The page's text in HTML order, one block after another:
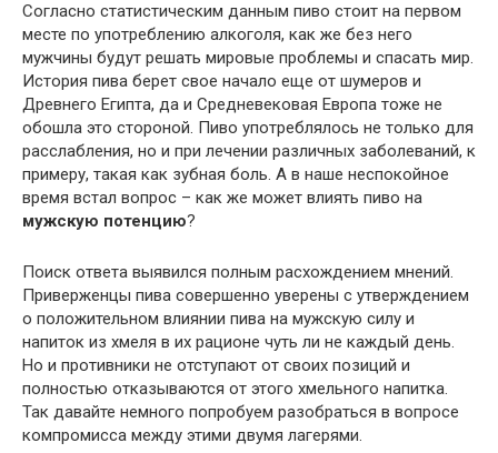
Согласно статистическим данным пиво стоит на первом
месте по употреблению алкоголя, как же без него
мужчины будут решать мировые проблемы и спасать мир.
История пива берет свое начало еще от шумеров и
Древнего Египта, да и Средневековая Европа тоже не
обошла это стороной. Пиво употреблялось не только для
расслабления, но и при лечении различных заболеваний, к
примеру, такая как зубная боль. А в наше неспокойное
время встал вопрос – как же может влиять пиво на
мужскую потенцию?
Поиск ответа выявился полным расхождением мнений.
Приверженцы пива совершенно уверены с утверждением
о положительном влиянии пива на мужскую силу и
напиток из хмеля в их рационе чуть ли не каждый день.
Но и противники не отступают от своих позиций и
полностью отказываются от этого хмельного напитка.
Так давайте немного попробуем разобраться в вопросе
компромисса между этими двумя лагерями.